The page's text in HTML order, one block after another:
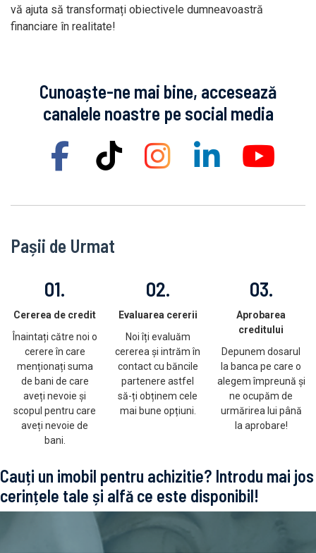
vă ajuta să transformați obiectivele dumneavoastră
financiare în realitate!
Cunoaște-ne mai bine, accesează
canalele noastre pe social media
Pașii de Urmat
01.
Cererea de credit
Înaintați către noi o
cerere în care
menționați suma
de bani de care
aveți nevoie și
scopul pentru care
aveți nevoie de
bani.
02.
Evaluarea cererii
Noi îți evaluăm
cererea și intrăm în
contact cu băncile
partenere astfel
să-ți obținem cele
mai bune opțiuni.
03.
Aprobarea
creditului
Depunem dosarul
la banca pe care o
alegem împreună și
ne ocupăm de
urmărirea lui până
la aprobare!
Cauți un imobil pentru achizitie? Introdu mai jos
cerințele tale și alfă ce este disponibil!